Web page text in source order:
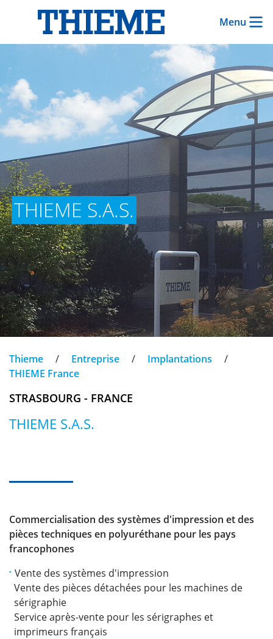
Menu
THIEME S.A.S.
Thieme / Entreprise / Implantations
/
THIEME France
STRASBOURG - FRANCE
THIEME S.A.S.
Commercialisation des systèmes d'impression et des
pièces techniques en polyuréthane pour les pays
francophones
Vente des systèmes d'impression
Vente des pièces détachées pour les machines de
sérigraphie
Service après-vente pour les sérigraphes et
imprimeurs français